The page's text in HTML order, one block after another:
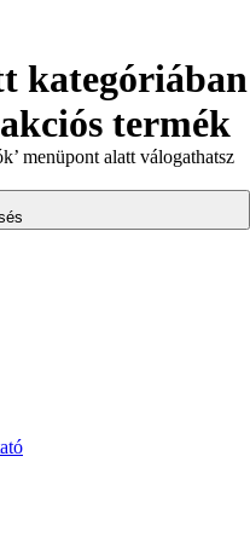
kategóriában
termék
menüpont alatt válogathatsz